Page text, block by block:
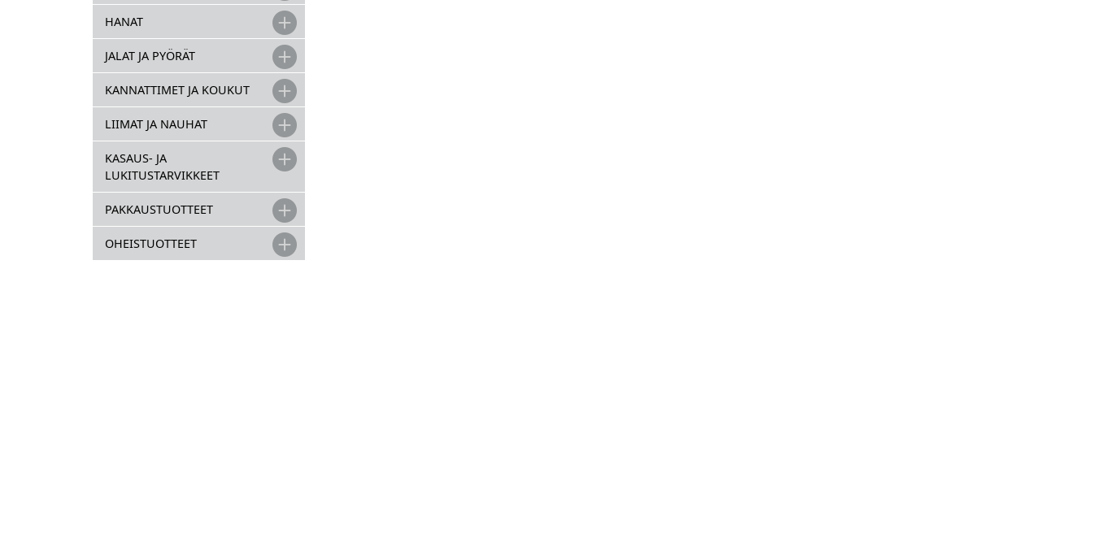
HANAT
JALAT JA PYÖRÄT
KANNATTIMET JA KOUKUT
LIIMAT JA NAUHAT
KASAUS- JA
LUKITUSTARVIKKEET
PAKKAUSTUOTTEET
OHEISTUOTTEET